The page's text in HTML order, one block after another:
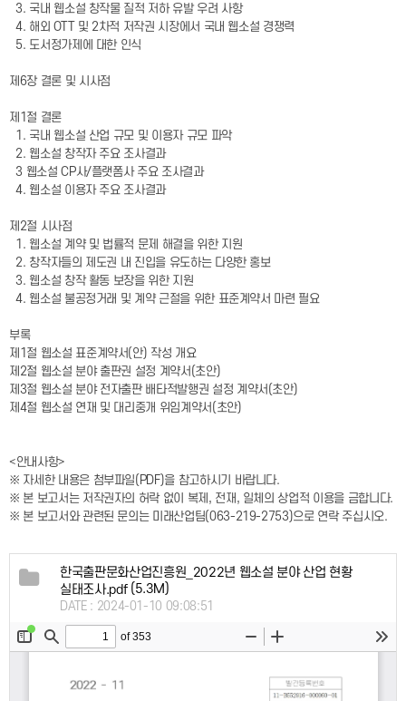
3. 국내 웹소설 창작물 질적 저하 유발 우려 사항
4. 해외 OTT 및 2차적 저작권 시장에서 국내 웹소설 경쟁력
5. 도서정가제에 대한 인식
제6장 결론 및 시사점
제1절 결론
1. 국내 웹소설 산업 규모 및 이용자 규모 파악
2. 웹소설 창작자 주요 조사결과
3 웹소설 CP사/플랫폼사 주요 조사결과
4. 웹소설 이용자 주요 조사결과
제2절 시사점
1. 웹소설 계약 및 법률적 문제 해결을 위한 지원
2. 창작자들의 제도권 내 진입을 유도하는 다양한 홍보
3. 웹소설 창작 활동 보장을 위한 지원
4. 웹소설 불공정거래 및 계약 근절을 위한 표준계약서 마련 필요
부록
제1절 웹소설 표준계약서(안) 작성 개요
제2절 웹소설 분야 출판권 설정 계약서(초안)
제3절 웹소설 분야 전자출판 배타적발행권 설정 계약서(초안)
제4절 웹소설 연재 및 대리중개 위임계약서(초안)
<안내사항>
※ 자세한 내용은 첨부파일(PDF)을 참고하시기 바랍니다.
※ 본 보고서는 저작권자의 허락 없이 복제, 전재, 일체의 상업적 이용을 금합니다.
※ 본 보고서와 관련된 문의는 미래산업팀(063-219-2753)으로 연락 주십시오.
한국출판문화산업진흥원_2022년 웹소설 분야 산업 현황
실태조사.pdf(5.3M)
DATE : 2024-01-10 09:08:51